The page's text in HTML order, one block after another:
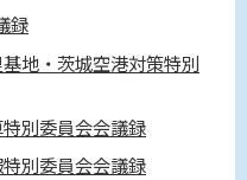
録
地・茨城空港対策特別
別委員会会議録
別委員会会議録